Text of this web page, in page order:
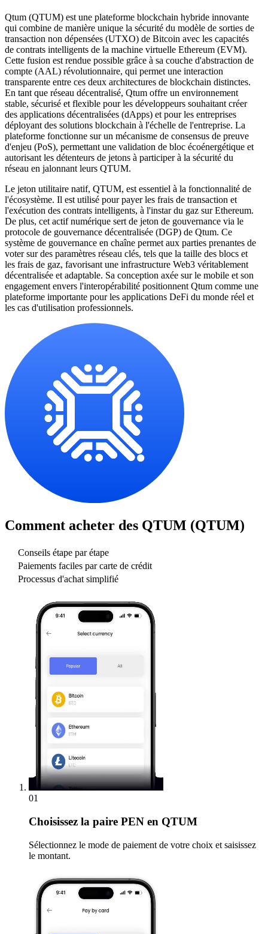
Qtum (QTUM) est une plateforme blockchain hybride innovante
qui combine de manière unique la sécurité du modèle de sorties de
transaction non dépensées (UTXO) de Bitcoin avec les capacités
de contrats intelligents de la machine virtuelle Ethereum (EVM).
Cette fusion est rendue possible grâce à sa couche d'abstraction de
compte (AAL) révolutionnaire, qui permet une interaction
transparente entre ces deux architectures de blockchain distinctes.
En tant que réseau décentralisé, Qtum offre un environnement
stable, sécurisé et flexible pour les développeurs souhaitant créer
des applications décentralisées (dApps) et pour les entreprises
déployant des solutions blockchain à l'échelle de l'entreprise. La
plateforme fonctionne sur un mécanisme de consensus de preuve
d'enjeu (PoS), permettant une validation de bloc écoénergétique et
autorisant les détenteurs de jetons à participer à la sécurité du
réseau en jalonnant leurs QTUM.
Le jeton utilitaire natif, QTUM, est essentiel à la fonctionnalité de
l'écosystème. Il est utilisé pour payer les frais de transaction et
l'exécution des contrats intelligents, à l'instar du gaz sur Ethereum.
De plus, cet actif numérique sert de jeton de gouvernance via le
protocole de gouvernance décentralisée (DGP) de Qtum. Ce
système de gouvernance en chaîne permet aux parties prenantes de
voter sur des paramètres réseau clés, tels que la taille des blocs et
les frais de gaz, favorisant une infrastructure Web3 véritablement
décentralisée et adaptable. Sa conception axée sur le mobile et son
engagement envers l'interopérabilité positionnent Qtum comme une
plateforme importante pour les applications DeFi du monde réel et
les cas d'utilisation professionnels.
Comment acheter des QTUM (QTUM)
Conseils étape par étape
Paiements faciles par carte de crédit
Processus d'achat simplifié
01
Choisissez la paire PEN en QTUM
Sélectionnez le mode de paiement de votre choix et saisissez
le montant.